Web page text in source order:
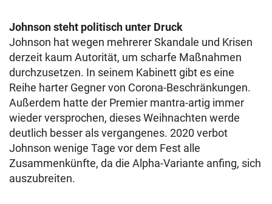
Johnson steht politisch unter Druck
Johnson hat wegen mehrerer Skandale und Krisen
derzeit kaum Autorität, um scharfe Maßnahmen
durchzusetzen. In seinem Kabinett gibt es eine
Reihe harter Gegner von Corona-Beschränkungen.
Außerdem hatte der Premier mantra-artig immer
wieder versprochen, dieses Weihnachten werde
deutlich besser als vergangenes. 2020 verbot
Johnson wenige Tage vor dem Fest alle
Zusammenkünfte, da die Alpha-Variante anfing, sich
auszubreiten.